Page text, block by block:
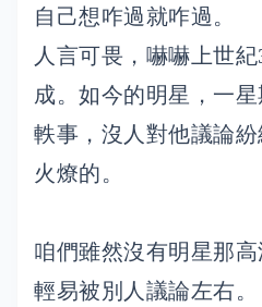
自己想咋過就咋過。
人言可畏，嚇嚇上世
成。如今的明星，一
軼事，沒人對他議論
火燎的。
咱們雖然沒有明星那
輕易被別人議論左右。